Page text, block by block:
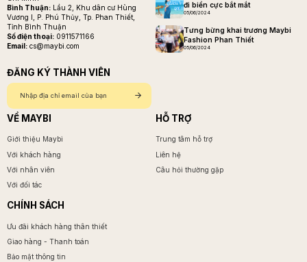
Bình Thuận: Lầu 2, Khu dân cư Hùng
Vương I, P. Phú Thủy, Tp. Phan Thiết,
Tỉnh Bình Thuận
Số điện thoại: 0911571166
Email: cs@maybi.com
ĐĂNG KÝ THÀNH VIÊN
đi biển cực bắt mắt
05/06/2024
Tưng bừng khai trương Maybi
Fashion Phan Thiết
05/06/2024
VỀ MAYBI
Giới thiệu Maybi
Với khách hàng
Với nhân viên
Với đối tác
HỖ TRỢ
Trung tâm hỗ trợ
Liên hệ
Câu hỏi thường gặp
CHÍNH SÁCH
Ưu đãi khách hàng thân thiết
Giao hàng - Thanh toán
Bảo mật thông tin